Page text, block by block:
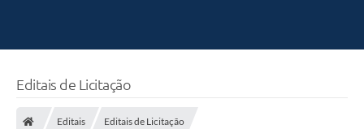
Editais de Licitação
Editais Editais de Licitação